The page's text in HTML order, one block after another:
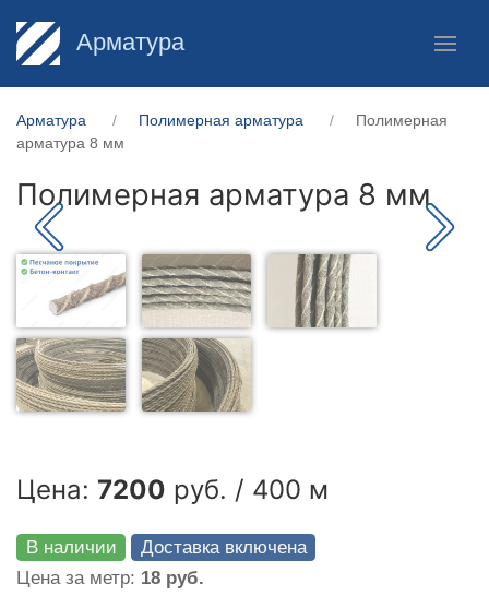
Арматура
Арматура Полимерная арматура
Полимерная
арматура 8 мм
Полимерная арматура 8 мм
Цена: 7200 руб. / 400 м
В наличии
Доставка включена
Цена за метр: 18 руб.